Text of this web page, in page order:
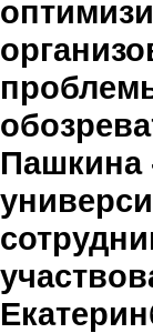
Пашкина